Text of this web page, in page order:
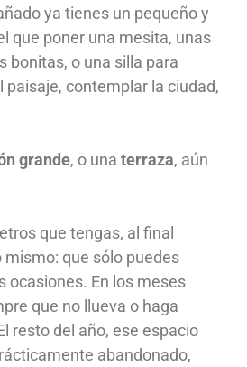
ya tienes un pequeño y
que poner una mesita, unas
bonitas, o una silla para
paisaje, contemplar la ciudad,
grande, o una terraza, aún
que tengas, al final
que sólo puedes
ocasiones. En los meses
que no llueva o haga
resto del año, ese espacio
abandonado,